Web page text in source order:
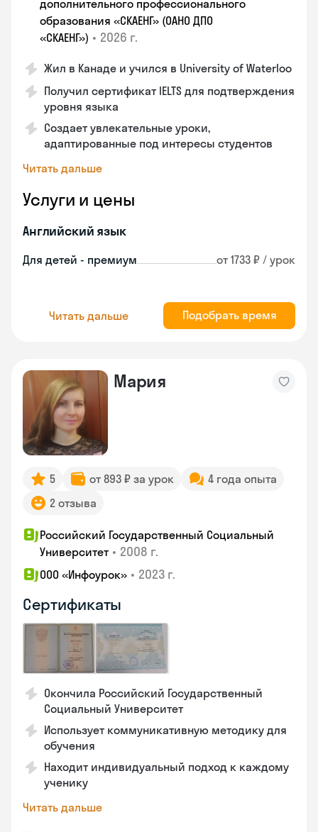
дополнительного профессионального
образования «СКАЕНГ» (ОАНО ДПО
«СКАЕНГ») • 2026 г.
Жил в Канаде и учился в University of Waterloo
Получил сертификат IELTS для подтверждения
уровня языка
Создает увлекательные уроки,
адаптированные под интересы студентов
Читать дальше
Услуги и цены
Английский язык
Для детей - премиум от 1733 ₽ / урок
Читать дальше Подобрать время
Мария
5 от 893 ₽ за урок
4 года опыта
2 отзыва
Российский Государственный Социальный
Университет • 2008 г.
ООО «Инфоурок» • 2023 г.
Сертификаты
Окончила Российский Государственный
Социальный Университет
Использует коммуникативную методику для
обучения
Находит индивидуальный подход к каждому
ученику
Читать дальше